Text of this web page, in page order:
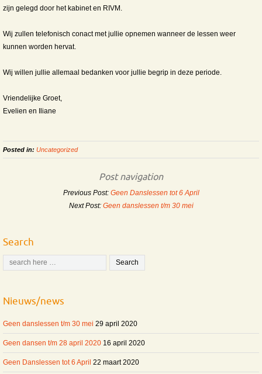
zijn gelegd door het kabinet en RIVM.
Wij zullen telefonisch conact met jullie opnemen wanneer de lessen weer
kunnen worden hervat.
Wij willen jullie allemaal bedanken voor jullie begrip in deze periode.
Vriendelijke Groet,
Evelien en Iliane
Posted in: Uncategorized
Post navigation
Previous Post: Geen Danslessen tot 6 April
Next Post: Geen danslessen t/m 30 mei
Search
Nieuws/news
Geen danslessen t/m 30 mei 29 april 2020
Geen dansen t/m 28 april 2020 16 april 2020
Geen Danslessen tot 6 April 22 maart 2020